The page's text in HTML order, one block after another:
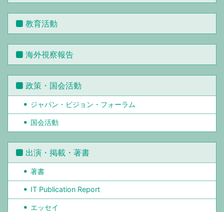
教育活動
海外視察報告
政策・国会活動
ジャパン・ビジョン・フォーラム
国会活動
出演・掲載・著書
著書
IT Publication Report
エッセイ